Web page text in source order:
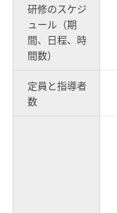
研修のスケジ
ュール（期
間、日程、時
間数）
定員と指導者
数